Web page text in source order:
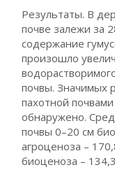
Результаты. В
почве залежи за
содержание
произошло
почвы. Значимых
пахотной
обнаружено.
почвы 0–20 см
агроценоза –
биоценоза –